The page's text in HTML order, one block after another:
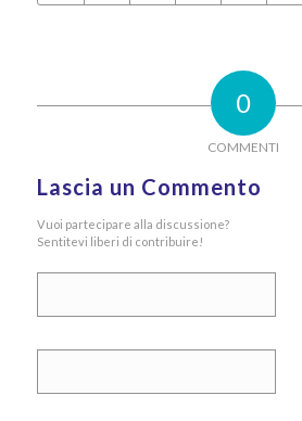
0
COMMENTI
Lascia un Commento
Vuoi partecipare alla discussione?
Sentitevi liberi di contribuire!